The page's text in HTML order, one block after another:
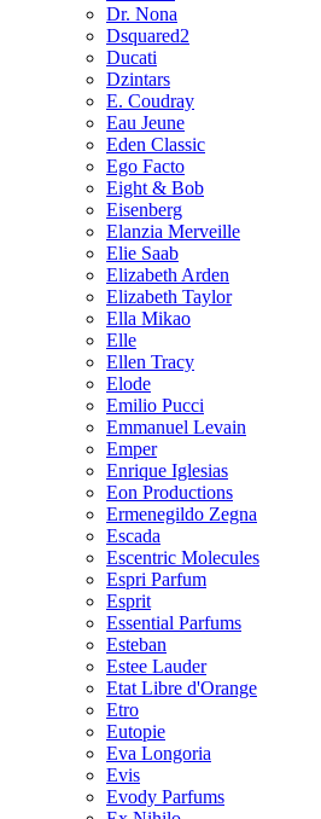
Dr. Nona
Dsquared2
Ducati
Dzintars
E. Coudray
Eau Jeune
Eden Classic
Ego Facto
Eight & Bob
Eisenberg
Elanzia Merveille
Elie Saab
Elizabeth Arden
Elizabeth Taylor
Ella Mikao
Elle
Ellen Tracy
Elode
Emilio Pucci
Emmanuel Levain
Emper
Enrique Iglesias
Eon Productions
Ermenegildo Zegna
Escada
Escentric Molecules
Espri Parfum
Esprit
Essential Parfums
Esteban
Estee Lauder
Etat Libre d'Orange
Etro
Eutopie
Eva Longoria
Evis
Evody Parfums